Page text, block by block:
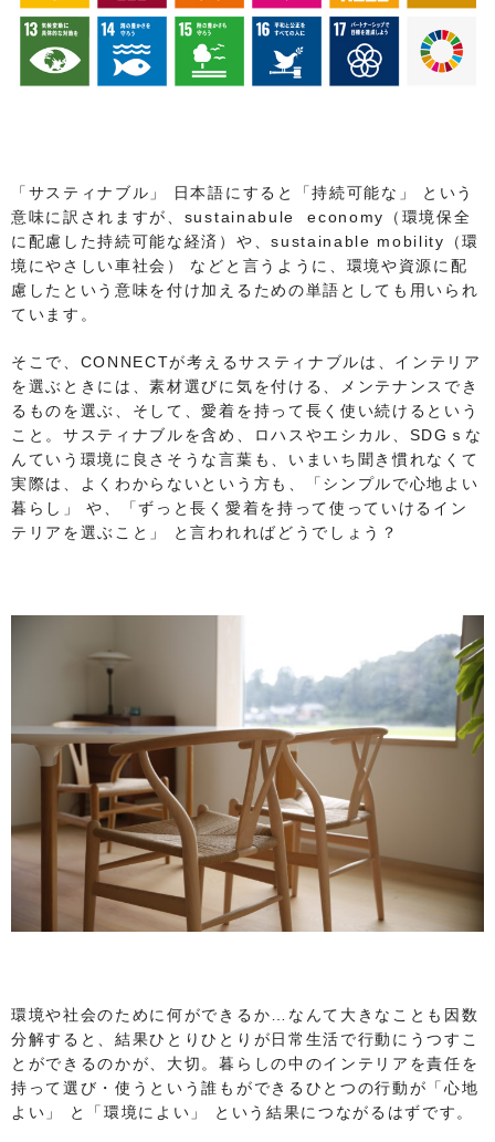
「サスティナブル」 日本語にすると「持続可能な」 という
意味に訳されますが、sustainabule economy（環境保全
に配慮した持続可能な経済）や、sustainable mobility（環
境にやさしい車社会） などと言うように、環境や資源に配
慮したという意味を付け加えるための単語としても用いられ
ています。
そこで、CONNECTが考えるサスティナブルは、インテリア
を選ぶときには、素材選びに気を付ける、メンテナンスでき
るものを選ぶ、そして、愛着を持って長く使い続けるという
こと。サスティナブルを含め、ロハスやエシカル、SDGｓな
んていう環境に良さそうな言葉も、いまいち聞き慣れなくて
実際は、よくわからないという方も、「シンプルで心地よい
暮らし」 や、「ずっと長く愛着を持って使っていけるイン
テリアを選ぶこと」 と言われればどうでしょう？
環境や社会のために何ができるか…なんて大きなことも因数
分解すると、結果ひとりひとりが日常生活で行動にうつすこ
とができるのかが、大切。暮らしの中のインテリアを責任を
持って選び・使うという誰もができるひとつの行動が「心地
よい」 と「環境によい」 という結果につながるはずです。